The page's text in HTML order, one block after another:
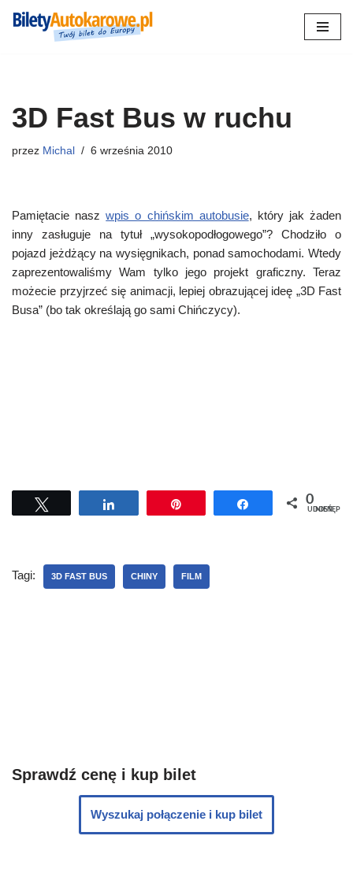
3D Fast Bus w ruchu
przez Michal 6 września 2010
Pamiętacie naszwpis o chińskim autobusie, który jak żaden
inny zasługuje na tytuł „wysokopodłogowego”? Chodziło o
pojazd jeżdżący na wysięgnikach, ponad samochodami. Wtedy
zaprezentowaliśmy Wam tylko jego projekt graficzny. Teraz
możecie przyjrzeć się animacji, lepiej obrazującej ideę „3D Fast
Busa” (bo tak określają go sami Chińczycy).
Udostępnij Udostępnij
0
UDOSTĘPNIEŃ
Tagi: 3D FAST BUS CHINY FILM
Sprawdź cenę i kup bilet
Wyszukaj połączenie i kup bilet